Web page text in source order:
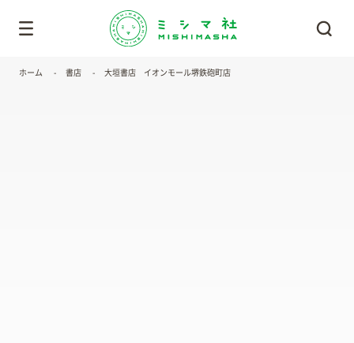
ホーム 書店 大垣書店 イオンモール堺鉄砲町店